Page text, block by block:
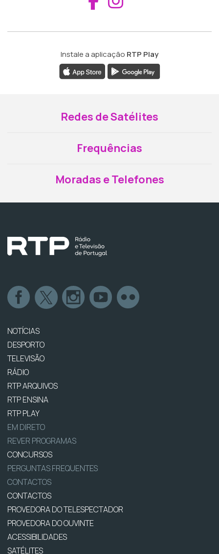
Instale a aplicação RTP Play
Redes de Satélites
Frequências
Moradas e Telefones
NOTÍCIAS
DESPORTO
TELEVISÃO
RÁDIO
RTP ARQUIVOS
RTP ENSINA
RTP PLAY
EM DIRETO
REVER PROGRAMAS
CONCURSOS
PERGUNTAS FREQUENTES
CONTACTOS
CONTACTOS
PROVEDORA DO TELESPECTADOR
PROVEDORA DO OUVINTE
ACESSIBILIDADES
SATÉLITES